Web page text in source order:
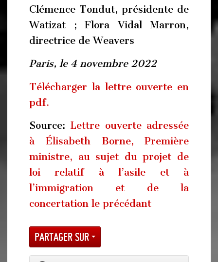
Clémence Tondut, présidente de
Watizat ; Flora Vidal Marron,
directrice de Weavers
Paris, le 4 novembre 2022
Télécharger la lettre ouverte en
pdf.
Source: Lettre ouverte adressée
à Élisabeth Borne, Première
ministre, au sujet du projet de
loi relatif à l’asile et à
l’immigration et de la
concertation le précédant
Partager sur